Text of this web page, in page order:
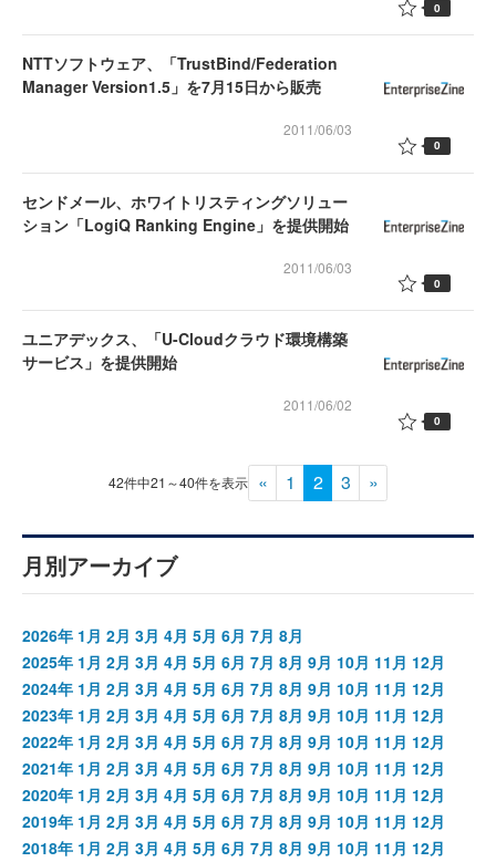
0
NTTソフトウェア、「TrustBind/Federation
Manager Version1.5」を7月15日から販売
2011/06/03
0
センドメール、ホワイトリスティングソリュー
ション「LogiQ Ranking Engine」を提供開始
2011/06/03
0
ユニアデックス、「U-Cloudクラウド環境構築
サービス」を提供開始
2011/06/02
0
42件中21～40件を表示 « 1 2 3 »
月別アーカイブ
2026年 1月 2月 3月 4月 5月 6月 7月 8月
2025年 1月 2月 3月 4月 5月 6月 7月 8月 9月 10月 11月 12月
2024年 1月 2月 3月 4月 5月 6月 7月 8月 9月 10月 11月 12月
2023年 1月 2月 3月 4月 5月 6月 7月 8月 9月 10月 11月 12月
2022年 1月 2月 3月 4月 5月 6月 7月 8月 9月 10月 11月 12月
2021年 1月 2月 3月 4月 5月 6月 7月 8月 9月 10月 11月 12月
2020年 1月 2月 3月 4月 5月 6月 7月 8月 9月 10月 11月 12月
2019年 1月 2月 3月 4月 5月 6月 7月 8月 9月 10月 11月 12月
2018年 1月 2月 3月 4月 5月 6月 7月 8月 9月 10月 11月 12月